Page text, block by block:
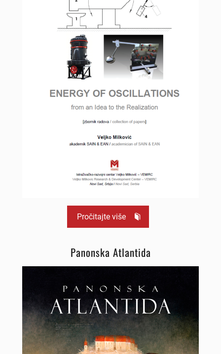
Pročitajte više
Panonska Atlantida